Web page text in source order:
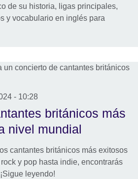
de su historia, ligas principales,
y vocabulario en inglés para
- 10:28
británicos más
nivel mundial
cantantes británicos más exitosos
y pop hasta indie, encontrarás
leyendo!